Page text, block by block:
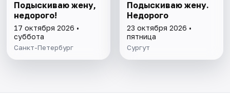
Подыскиваю жену,
недорого!
17 октября 2026 •
суббота
Санкт-Петербург
Подыскиваю жену.
Недорого
23 октября 2026 •
пятница
Сургут